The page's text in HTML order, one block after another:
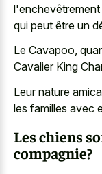
qui peut être un
Le Cavapoo,
Cavalier King
Leur nature
les familles avec
Les chiens
compagnie?